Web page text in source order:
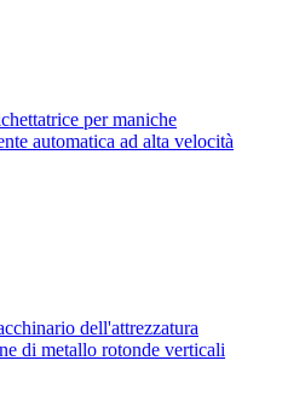
per maniche
automatica ad alta velocità
dell'attrezzatura
di metallo rotonde verticali